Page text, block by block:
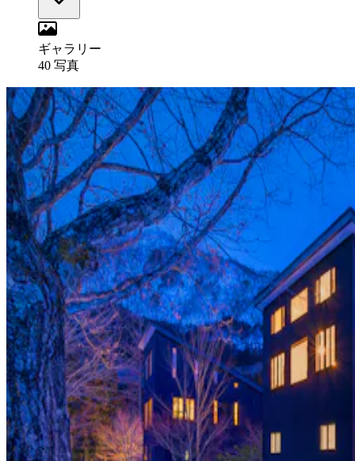
ギャラリー
40 写真